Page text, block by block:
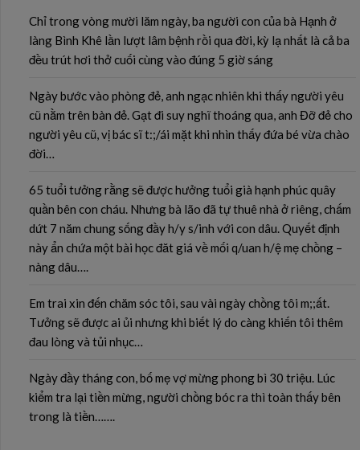
Chỉ trong vòng mười lăm ngày, ba người con của bà Hạnh ở
làng Bình Khê lần lượt lâm bệnh rồi qua đời, kỳ lạ nhất là cả ba
đều trút hơi thở cuối cùng vào đúng 5 giờ sáng
Ngày bước vào phòng đẻ, anh ngạc nhiên khi thấy người yêu
cũ nằm trên bàn đẻ. Gạt đi suy nghĩ thoáng qua, anh Đỡ đẻ cho
người yêu cũ, vị bác sĩ t:;/ái mặt khi nhìn thấy đứa bé vừa chào
đời…
65 tuổi tưởng rằng sẽ được hưởng tuổi già hạnh phúc quây
quần bên con cháu. Nhưng bà lão đã tự thuê nhà ở riêng, chấm
dứt 7 năm chung sống đầy h/y s/inh với con dâu. Quyết định
này ẩn chứa một bài học đăt giá về mối q/uan h/ệ mẹ chồng –
nàng dâu….
Em trai xin đến chăm sóc tôi, sau vài ngày chồng tôi m;;ất.
Tưởng sẽ được ai ủi nhưng khi biết lý do càng khiến tôi thêm
đau lòng và tủi nhục…
Ngày đầy tháng con, bố mẹ vợ mừng phong bì 30 triệu. Lúc
kiểm tra lại tiền mừng, người chồng bóc ra thì toàn thấy bên
trong là tiền…….